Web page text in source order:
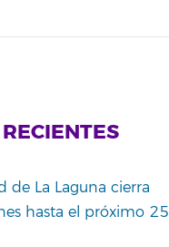
de La Laguna cierra
hasta el próximo 25